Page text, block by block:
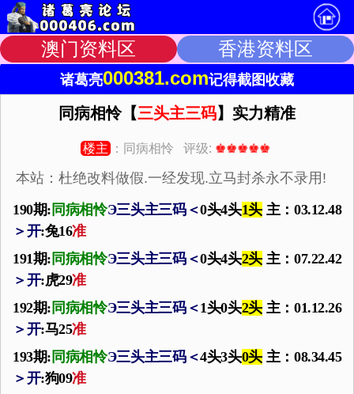
澳门资料区 香港资料区
诸葛亮000381.com记得截图收藏
同病相怜【三头主三码】实力精准
楼主 ：同病相怜 评级: ♚♚♚♚♚
本站：杜绝改料做假.一经发现.立马封杀永不录用!
190期: 同病相怜Э三头主三码＜0头4头1头 主：03.12.48
＞开:兔16准
191期: 同病相怜Э三头主三码＜0头4头2头 主：07.22.42
＞开:虎29准
192期: 同病相怜Э三头主三码＜1头0头2头 主：01.12.26
＞开:马25准
193期: 同病相怜Э三头主三码＜4头3头0头 主：08.34.45
＞开:狗09准